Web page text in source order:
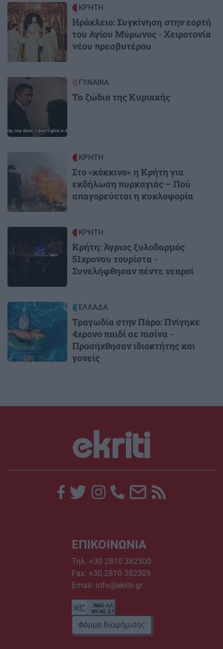
Image ΚΡΗΤΗ
Ηράκλειο: Συγκίνηση στην εορτή
του Αγίου Μύρωνος - Χειροτονία
νέου πρεσβυτέρου
Image ΓΥΝΑΙΚΑ
Τα ζώδια της Κυριακής
ΚΡΗΤΗ
Στο «κόκκινο» η Κρήτη για
εκδήλωση πυρκαγιάς – Πού
απαγορεύεται η κυκλοφορία
ΚΡΗΤΗ
Κρήτη: Άγριος ξυλοδαρμός
51χρονου τουρίστα -
Συνελήφθησαν πέντε νεαροί
Image ΕΛΛΑΔΑ
Τραγωδία στην Πάρο: Πνίγηκε
4χρονο παιδί σε πισίνα -
Προσήχθησαν ιδιοκτήτης και
γονείς
ΕΠΙΚΟΙΝΩΝΙΑ
Τηλ: +30 2810 382300
Fax: +30 2810 382309
Email: info@ekriti.gr
Φόρμα διαφήμισης